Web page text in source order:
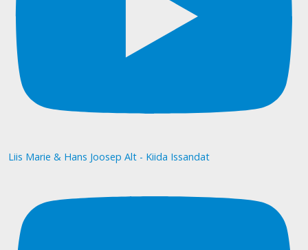
Liis Marie & Hans Joosep Alt - Kiida Issandat